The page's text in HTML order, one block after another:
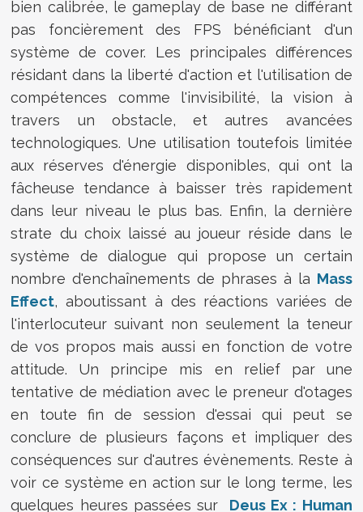
bien calibrée, le gameplay de base ne différant
pas foncièrement des FPS bénéficiant d'un
système de cover. Les principales différences
résidant dans la liberté d'action et l'utilisation de
compétences comme l'invisibilité, la vision à
travers un obstacle, et autres avancées
technologiques. Une utilisation toutefois limitée
aux réserves d'énergie disponibles, qui ont la
fâcheuse tendance à baisser très rapidement
dans leur niveau le plus bas. Enfin, la dernière
strate du choix laissé au joueur réside dans le
système de dialogue qui propose un certain
nombre d'enchaînements de phrases à la Mass
Effect, aboutissant à des réactions variées de
l'interlocuteur suivant non seulement la teneur
de vos propos mais aussi en fonction de votre
attitude. Un principe mis en relief par une
tentative de médiation avec le preneur d'otages
en toute fin de session d'essai qui peut se
conclure de plusieurs façons et impliquer des
conséquences sur d'autres évènements. Reste à
voir ce système en action sur le long terme, les
quelques heures passées sur Deus Ex : Human